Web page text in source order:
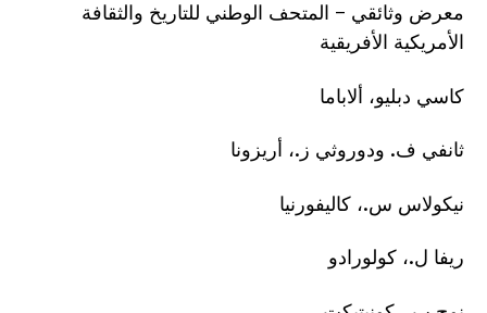
معرض وثائقي – المتحف الوطني للتاريخ والثقافة
الأمريكية الأفريقية
كاسي دبليو، ألاباما
ثانفي ف. ودوروثي ز.، أريزونا
نيكولاس س.، كاليفورنيا
ريفا ل.، كولورادو